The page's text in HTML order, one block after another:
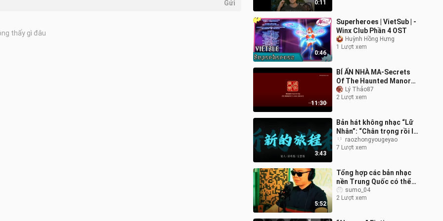
0:11
0:46
Superheroes | VietSub | -
Winx Club Phần 4 OST
Huỳnh Hồng Hưng
1 Lượt xem
11:30
BÍ ẨN NHÀ MA-Secrets
Of The Haunted Manor
(2026)Lý Thảo87
2 Lượt xem
3:43
Bản hát không nhạc “Lữ
Nhân”: “Chân trọng rồi lại
lên đường, lại là một
hành trình mới”
raozhongyougeyao
7 Lượt xem
5:52
Tổng hợp các bản nhạc
nền Trung Quốc có thể
bay, lời hay thì chẳng kén
nhạc, Lãm Lão đã nghĩ ra
sumo_04
2 Lượt xem
Gửi
thấy gì đâu